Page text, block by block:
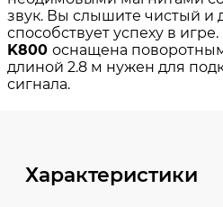
Характеристики